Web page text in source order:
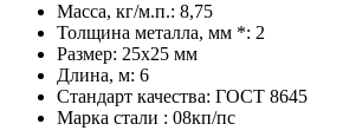
Масса, кг/м.п.: 8,75
Толщина металла, мм *: 2
Размер: 25х25 мм
Длина, м: 6
Стандарт качества: ГОСТ 8645
Марка стали : 08кп/пс